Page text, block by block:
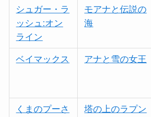
シュガー・ラ
ッシュ:オン
ライン
モアナと伝説の
海
ベイマックス アナと雪の女王
くまのプーさ
塔の上のラプン